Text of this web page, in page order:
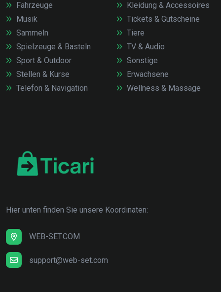
Fahrzeuge
Kleidung & Accessoires
Musik
Sammeln
Spielzeuge & Basteln
Sport & Outdoor
Stellen & Kurse
Telefon & Navigation
Tickets & Gutscheine
Tiere
TV & Audio
Sonstige
Erwachsene
Wellness & Massage
Hier unten finden Sie unsere Koordinaten:
WEB-SET.COM
support@web-set.com